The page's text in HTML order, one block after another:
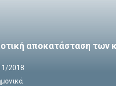
αποκατάσταση των
2018